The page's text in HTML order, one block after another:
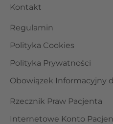
Kontakt
Regulamin
Polityka Cookies
Polityka Prywatności
Obowiązek Informacyjny
Rzecznik Praw Pacjenta
Internetowe Konto